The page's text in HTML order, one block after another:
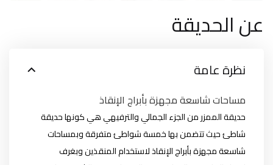
عن الحديقة
نظرة عامة
مساحات شاسعة مجهزة بأبراج الإنقاذ
حديقة الممزر من الجزء الجمالي والترفيهي هي كونها حديقة
شاطئ حيث تتضمن بها خمسة شواطئ متفرقة وبمساحات
شاسعة مجهزة بأبراج الإنقاذ لاستخدام المنقذين وبغرف